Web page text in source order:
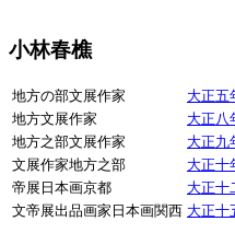
小林春樵
地方の部文展作家 大正五
地方文展作家
大正八
地方之部文展作家
大正九
文展作家地方之部
大正十
帝展日本画京都
大正十
文帝展出品画家日本画関西 大正十